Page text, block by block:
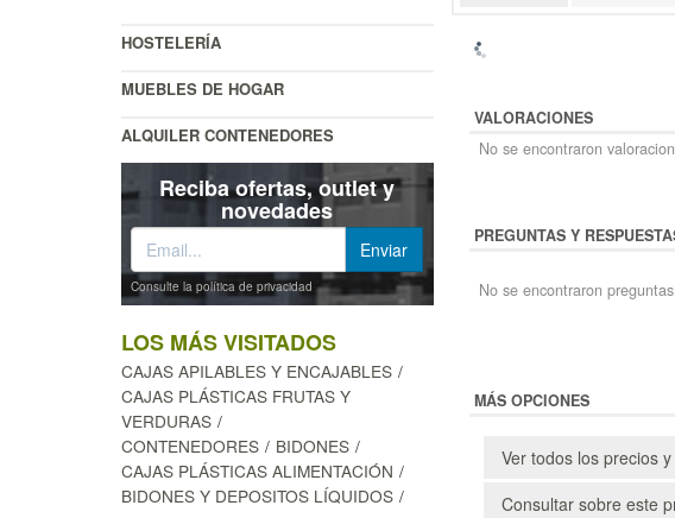
HOSTELERÍA
MUEBLES DE HOGAR
ALQUILER CONTENEDORES
Reciba ofertas, outlet y
novedades
Consulte la política de privacidad
LOS MÁS VISITADOS
CAJAS APILABLES Y ENCAJABLES
CAJAS PLÁSTICAS FRUTAS Y
VERDURAS
CONTENEDORES
BIDONES
CAJAS PLÁSTICAS ALIMENTACIÓN
BIDONES Y DEPOSITOS LÍQUIDOS
VALORACIONES
No se encontraron
PREGUNTAS Y
No se encontraron
MÁS OPCIONES
Ver todos los precios
Consultar sobre este